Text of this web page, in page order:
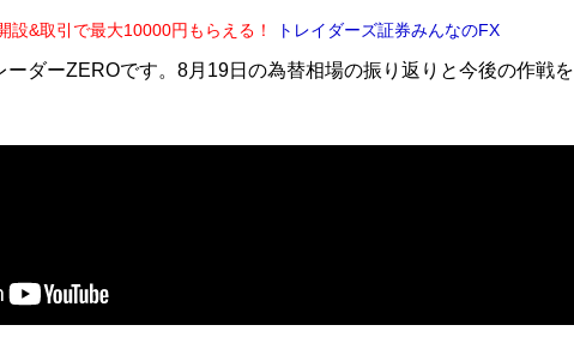
設&取引で最大10000円もらえる！ トレイダーズ証券みんなのFX
ーダーZEROです。8月19日の為替相場の振り返りと今後の作戦を